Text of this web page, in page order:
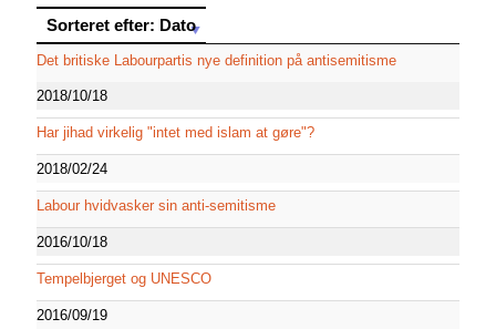
Sorteret efter: Dato
Det britiske Labourpartis nye definition på antisemitisme
2018/10/18
Har jihad virkelig "intet med islam at gøre"?
2018/02/24
Labour hvidvasker sin anti-semitisme
2016/10/18
Tempelbjerget og UNESCO
2016/09/19
Sorteret efter: Dato